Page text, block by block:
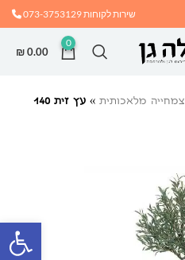
שירות לקוחות073-3753129
0
₪0.00
צמחייה מלאכותית »
עץ זית 140